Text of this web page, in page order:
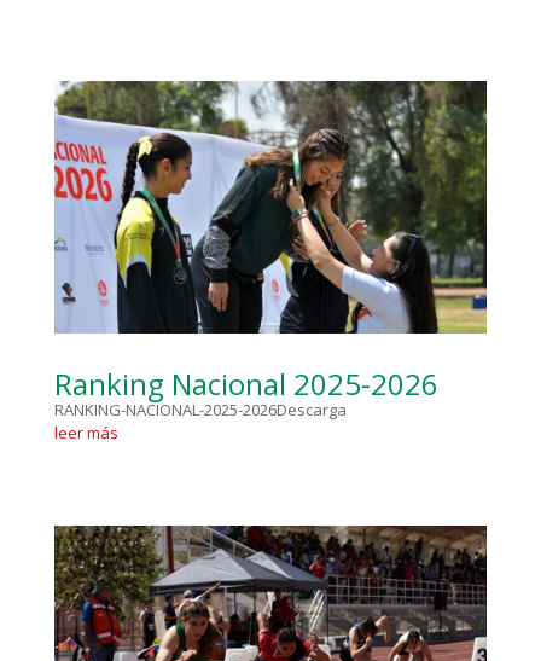
Ranking Nacional 2025-2026
RANKING-NACIONAL-2025-2026Descarga
leer más